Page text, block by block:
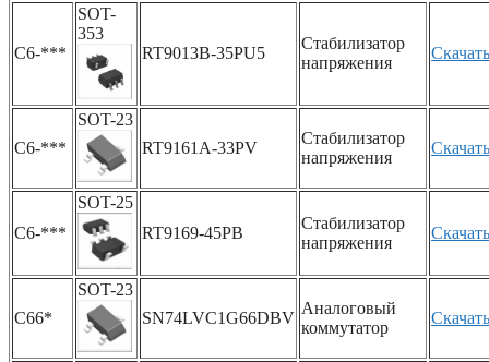
C6-***
SOT-
353
RT9013B-35PU5
Стабилизатор
напряжения
Скачать
C6-***
SOT-23
RT9161A-33PV
Стабилизатор
напряжения
Скачать
C6-***
SOT-25
RT9169-45PB
Стабилизатор
напряжения
Скачать
C66*
SOT-23
SN74LVC1G66DBV
Аналоговый
коммутатор
Скачать